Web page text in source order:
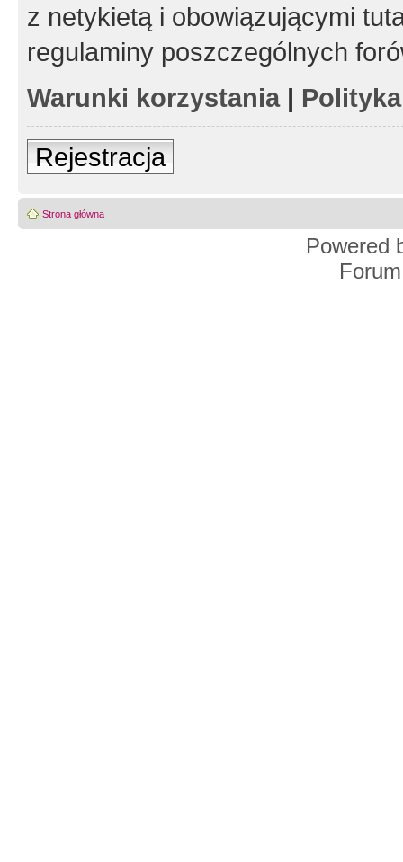
z netykietą i obowiązującymi
regulaminy poszczególnych
Warunki korzystania|
Rejestracja
Strona główna
Powered